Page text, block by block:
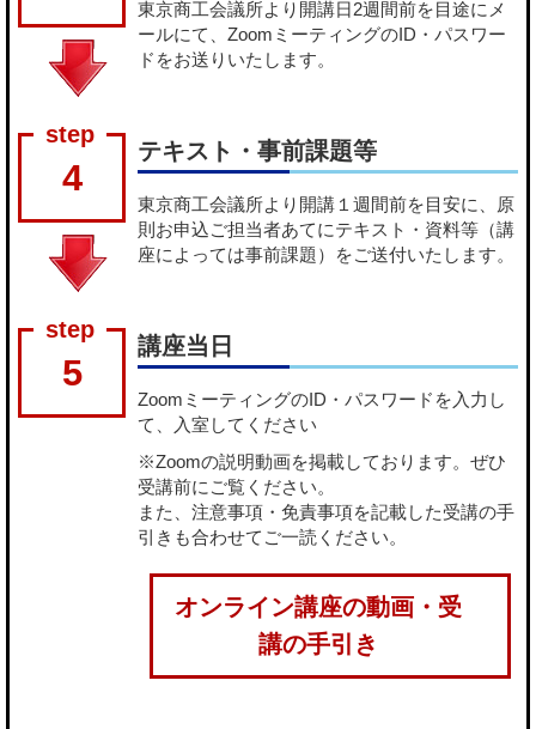
東京商工会議所より開講日2週間前を目途にメ
ールにて、ZoomミーティングのID・パスワー
ドをお送りいたします。
4
テキスト・事前課題等
東京商工会議所より開講１週間前を目安に、原
則お申込ご担当者あてにテキスト・資料等（講
座によっては事前課題）をご送付いたします。
5
講座当日
ZoomミーティングのID・パスワードを入力し
て、入室してください
※Zoomの説明動画を掲載しております。ぜひ
受講前にご覧ください。
また、注意事項・免責事項を記載した受講の手
引きも合わせてご一読ください。
オンライン講座の動画・受
講の手引き